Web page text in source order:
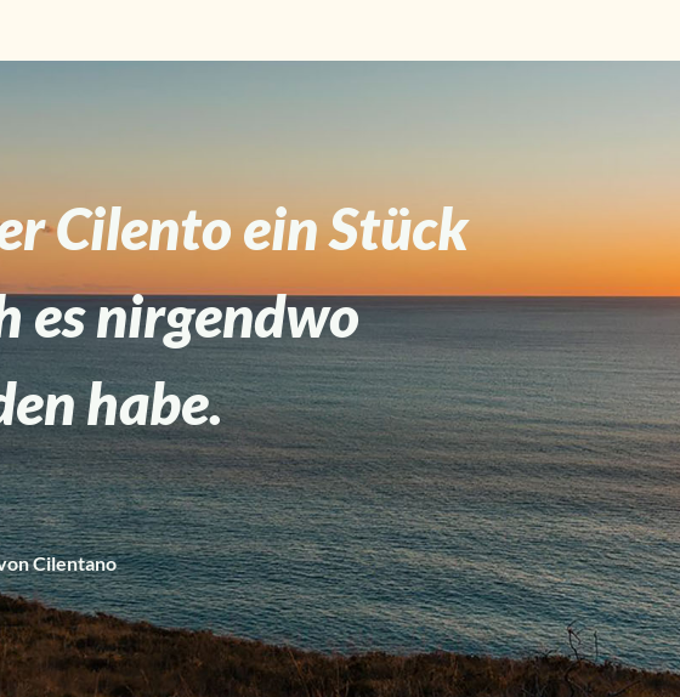
Cilento ein Stück
es nirgendwo
habe.
Cilentano